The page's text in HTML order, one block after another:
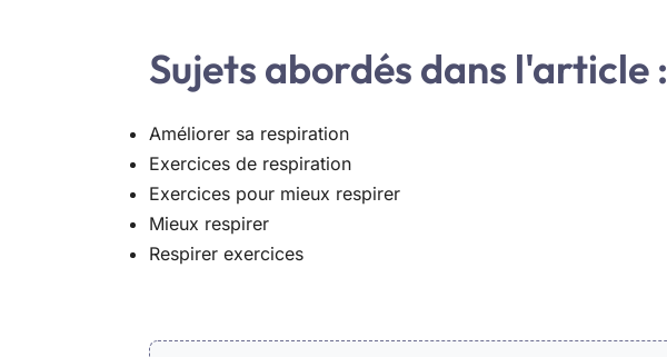
Sujets abordés dans l'article :
Améliorer sa respiration
Exercices de respiration
Exercices pour mieux respirer
Mieux respirer
Respirer exercices